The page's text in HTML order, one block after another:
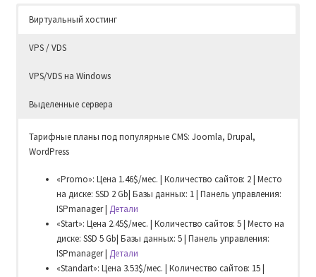
Виртуальный хостинг
VPS / VDS
VPS/VDS на Windows
Выделенные сервера
Тарифные планы под популярные CMS: Joomla, Drupal,
WordPress
«Promo»: Цена 1.46$/мес. | Количество сайтов: 2 | Место
на диске: SSD 2 Gb| Базы данных: 1 | Панель управления:
ISPmanager | Детали
«Start»: Цена 2.45$/мес. | Количество сайтов: 5 | Место на
диске: SSD 5 Gb| Базы данных: 5 | Панель управления:
ISPmanager | Детали
«Standart»: Цена 3.53$/мес. | Количество сайтов: 15 |